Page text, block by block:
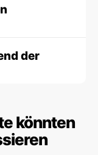
der
könnten